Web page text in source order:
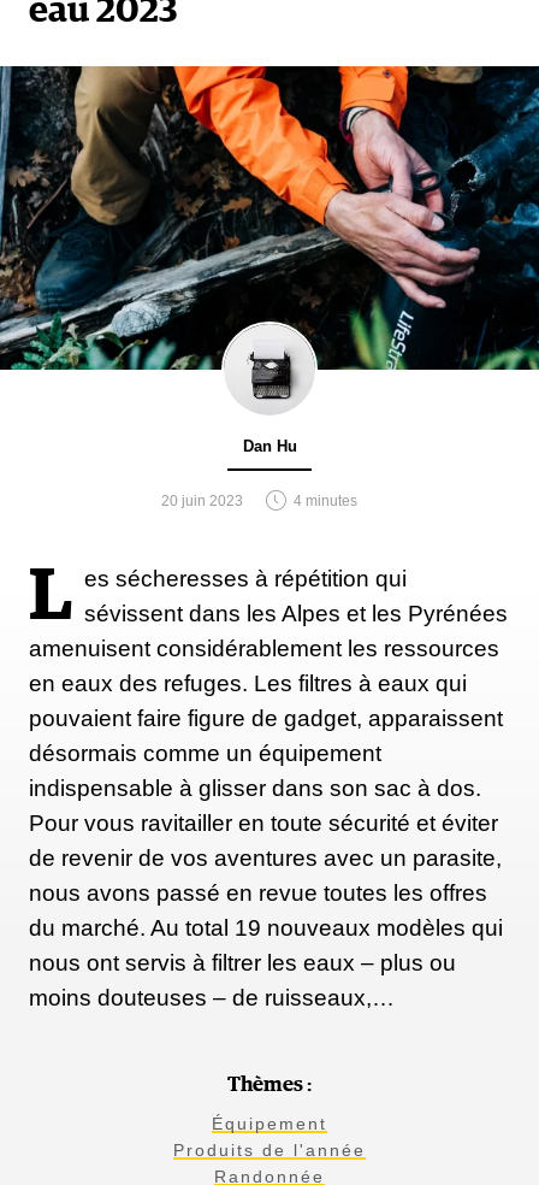
eau 2023
Dan Hu
20 juin 2023 4 minutes
L es sécheresses à répétition qui
sévissent dans les Alpes et les Pyrénées
amenuisent considérablement les ressources
en eaux des refuges. Les filtres à eaux qui
pouvaient faire figure de gadget, apparaissent
désormais comme un équipement
indispensable à glisser dans son sac à dos.
Pour vous ravitailler en toute sécurité et éviter
de revenir de vos aventures avec un parasite,
nous avons passé en revue toutes les offres
du marché. Au total 19 nouveaux modèles qui
nous ont servis à filtrer les eaux – plus ou
moins douteuses – de ruisseaux,…
Thèmes :
Équipement
Produits de l'année
Randonnée